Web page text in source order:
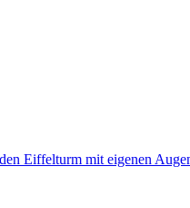
Eiffelturm mit eigenen